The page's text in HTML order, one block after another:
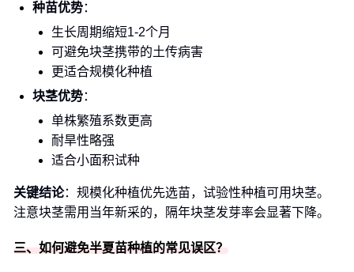
种苗优势：
生长周期缩短1-2个月
可避免块茎携带的土传病害
更适合规模化种植
块茎优势：
单株繁殖系数更高
耐旱性略强
适合小面积试种
关键结论：规模化种植优先选苗，试验性种植可用块茎。
注意块茎需用当年新采的，隔年块茎发芽率会显著下降。
三、如何避免半夏苗种植的常见误区？